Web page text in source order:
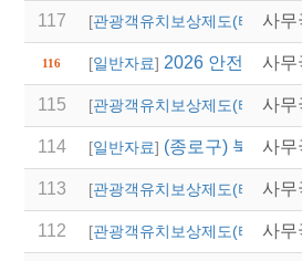
117 [관광객유치보상제도(타 시,도)]
사무
116 [일반자료] 2026 안전여행상
사무
115 [관광객유치보상제도(타 시,도)]
사무
114 [일반자료] (종로구) 북촌 특
사무
113 [관광객유치보상제도(타 시,도)]
사무
112 [관광객유치보상제도(타 시,도)]
사무